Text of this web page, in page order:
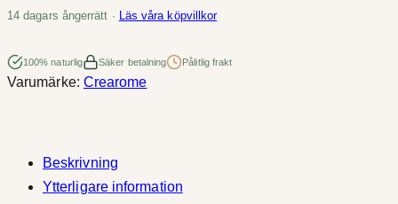
v
l
3
n
x
y
14 dagars ångerrätt · Läs våra köpvillkor
100% naturlig Säker betalning Pålitlig frakt
Varumärke: Crearome
Beskrivning
Ytterligare information